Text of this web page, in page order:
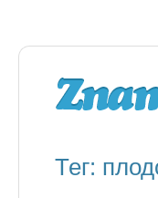
Тег: